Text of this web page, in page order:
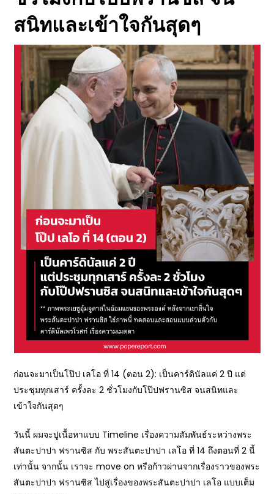
สนิทและเข้าใจกันสุดๆ
ก่อนจะมาเป็นโป๊ป เลโอ ที่ 14 (ตอน 2): เป็นคาร์ดินัลแค่ 2 ปี แต่
ประชุมทุกเสาร์ ครั้งละ 2 ชั่วโมงกับโป๊ปฟรานซิส จนสนิทและ
เข้าใจกันสุดๆ
วันนี้ ผมจะปูเนื้อหาแบบ Timeline เรื่องความสัมพันธ์ระหว่างพระ
สันตะปาปา ฟรานซิส กับ พระสันตะปาปา เลโอ ที่ 14 ถึงตอนที่ 2 นี้
เท่านั้น จากนั้น เราจะ move on หรือก้าวผ่านจากเรื่องราวของพระ
สันตะปาปา ฟรานซิส ไปสู่เรื่องของพระสันตะปาปา เลโอ แบบเต็ม